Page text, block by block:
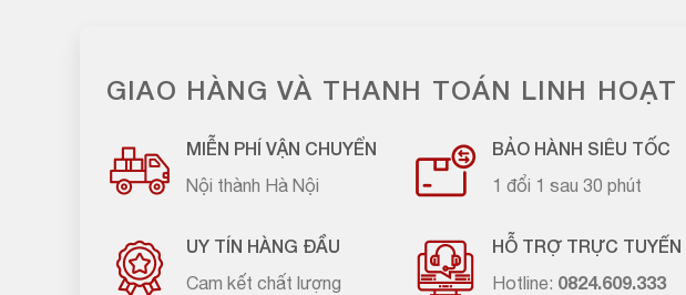
GIAO HÀNG VÀ THANH TOÁN LINH HOẠT
MIỄN PHÍ VẬN CHUYỂN
Nội thành Hà Nội
BẢO HÀNH SIÊU TỐC
1 đổi 1 sau 30 phút
UY TÍN HÀNG ĐẦU
Cam kết chất lượng
HỖ TRỢ TRỰC TUYẾN
Hotline: 0824.609.333